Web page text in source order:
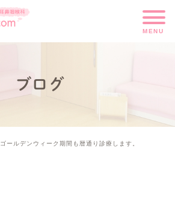
ブログ
ゴールデンウィーク期間も暦通り診療します。